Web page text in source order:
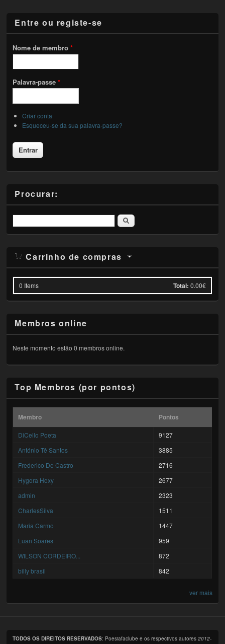
Entre ou registe-se
Nome de membro*
Palavra-passe*
Criar conta
Esqueceu-se da sua palavra-passe?
Procurar:
Pesquisar
Carrinho de compras
0 Items Total: 0.00€
Membros online
Neste momento estão 0 membros online.
Top Membros (por pontos)
Membro Pontos
DiCello Poeta
9127
António Tê Santos
3885
Frederico De Castro
2716
Hygora Hoxy
2677
admin
2323
CharlesSilva
1511
Maria Carmo
1447
Luan Soares
959
WILSON CORDEIRO...
872
billy brasil
842
ver mais
TODOS OS DIREITOS RESERVADOS: Poesiafaclube e os respectivos autores2012-